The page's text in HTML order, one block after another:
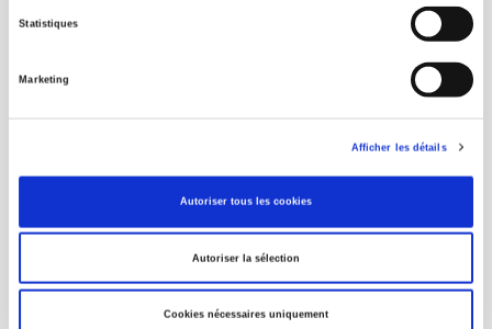
Statistiques
Marketing
Afficher les détails
Autoriser tous les cookies
Autoriser la sélection
Cookies nécessaires uniquement
À paraître
Revue française de science politique 76-2, avril-juin
10 juil. 2026